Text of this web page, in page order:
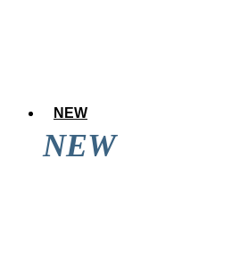
NEW
NEW